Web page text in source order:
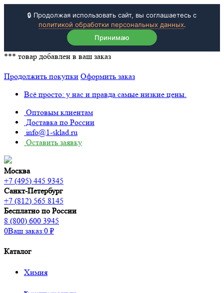
🔒 Продолжая использовать сайт, вы соглашаетесь с
политикой обработки персональных данных.
Принимаю
*** товар добавлен в ваш заказ
Продолжить покупки Оформить заказ
Всё просто: у нас и правда самые низкие цены.
Оптовым клиентам
Доставка по России
info@1-sklad.ru
Оставить заявку
Москва
+7 (495) 445 9345
Санкт-Петербург
+7 (812) 565 8145
Бесплатно по России
8 (800) 600 3945
0Ваш заказ:0 ₽
Каталог
Химия